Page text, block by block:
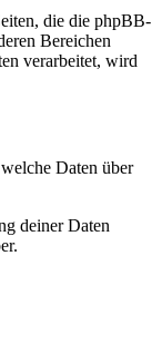
die die phpBB-
Bereichen
verarbeitet, wird
Daten über
deiner Daten